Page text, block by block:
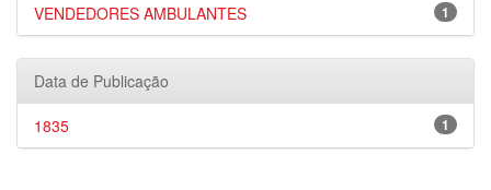
1
VENDEDORES AMBULANTES
Data de Publicação
1
1835